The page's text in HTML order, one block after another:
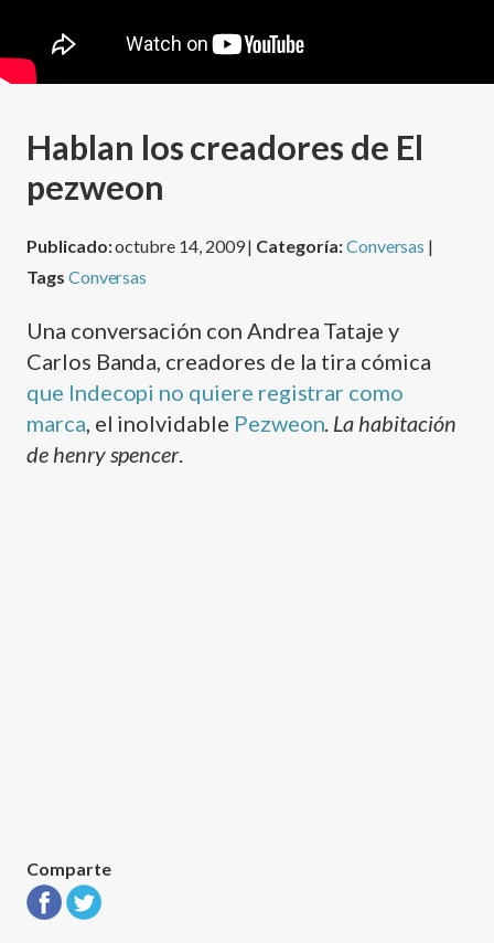
Hablan los creadores de El
pezweon
Publicado:octubre 14, 2009 | Categoría:Conversas |
Tags Conversas
Una conversación con Andrea Tataje y
Carlos Banda, creadores de la tira cómica
que Indecopi no quiere registrar como
marca , el inolvidable Pezweon La habitación
de henry spencer.
Comparte